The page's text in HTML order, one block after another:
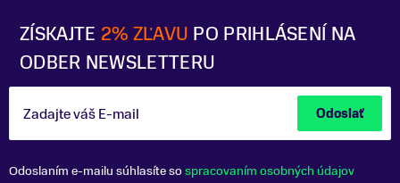
ZÍSKAJTE 2% ZĽAVU PO PRIHLÁSENÍ NA
ODBER NEWSLETTERU
Zadajte váš E-mail Odoslať
Odoslaním e-mailu súhlasíte sospracovaním osobných údajov